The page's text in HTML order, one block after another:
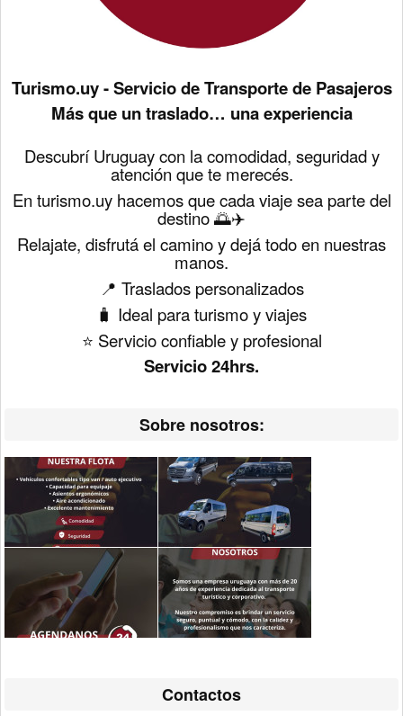
Turismo.uy - Servicio de Transporte de Pasajeros
Más que un traslado… una experiencia
Descubrí Uruguay con la comodidad, seguridad y
atención que te merecés.
En turismo.uy hacemos que cada viaje sea parte del
destino 🌅✈️
Relajate, disfrutá el camino y dejá todo en nuestras
manos.
📍 Traslados personalizados
🧳 Ideal para turismo y viajes
⭐ Servicio confiable y profesional
Servicio 24hrs.
Sobre nosotros:
Contactos